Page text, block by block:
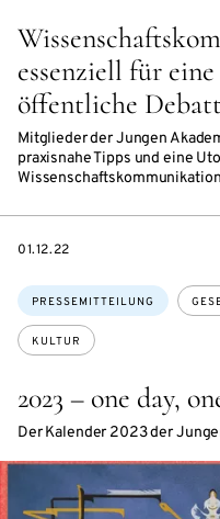
essenziell für
öffentliche
Mitglieder der Jungen
praxisnahe Tipps und eine
2023 – one day,
Der Kalender 2023 der
Themen:
PRESSEMITTEILUNG
KULTUR
DATE
01.12.22